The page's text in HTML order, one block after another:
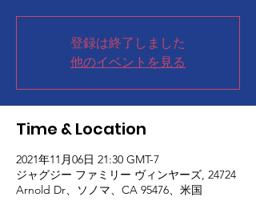
登録は終了しました
他のイベントを見る
Time & Location
2021年11月06日 21:30 GMT-7
ジャグジー ファミリー ヴィンヤーズ, 24724
Arnold Dr、ソノマ、CA 95476、米国